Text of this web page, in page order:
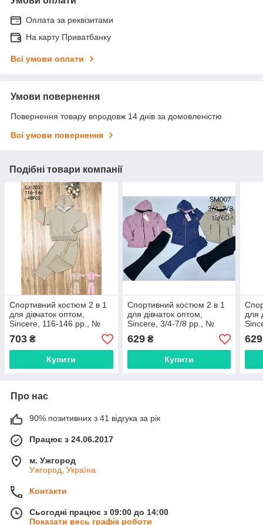
Оплата за реквізитами
На карту Приватбанку
Всі умови оплати
Умови повернення
Повернення товару впродовж 14 днів за домовленістю
Всі умови повернення
Подібні товари компанії
Спортивний костюм 2 в 1
для дівчаток оптом,
Sincere, 116-146 рр., №
CJ-2057
703 ₴
Купити
Спортивний костюм 2 в 1
для дівчаток оптом,
Sincere, 3/4-7/8 рр., №
SM007
629₴
Купити
для
629
Про нас
90% позитивних з 41 відгука за рік
Працює з 24.06.2017
м. Ужгород
Ужгород, Україна
Контакти
Сьогодні працює з 09:00 до 14:00
Показати весь графік роботи